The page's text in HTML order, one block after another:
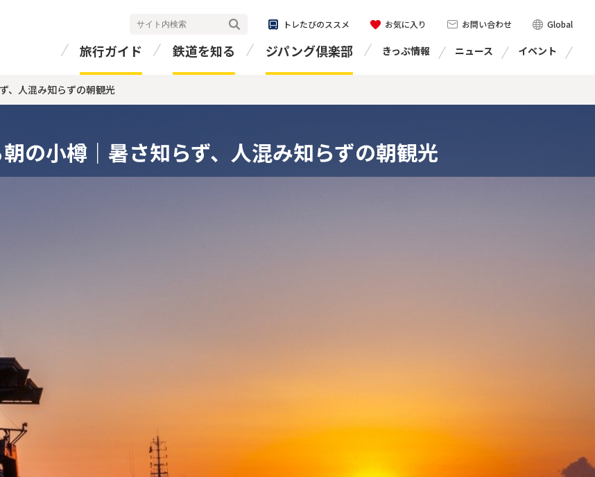
旅行ガイド 鉄道を知る ジパング倶楽部 きっぷ情報 ニュース イベント
検索 トレたびのススメ お気に入り お問い合わせ Global
、人混み知らずの朝観光
の小樽｜暑さ知らず、人混み知らずの朝観光